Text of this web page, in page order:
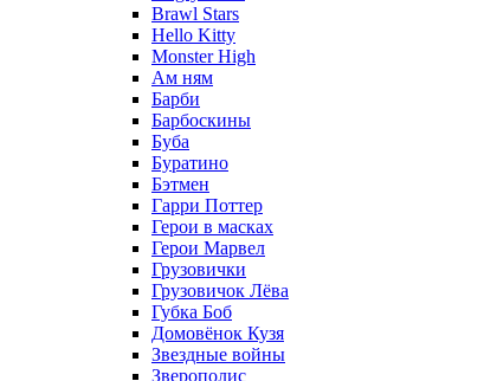
Brawl Stars
Hello Kitty
Monster High
Ам ням
Барби
Барбоскины
Буба
Буратино
Бэтмен
Гарри Поттер
Герои в масках
Герои Марвел
Грузовички
Грузовичок Лёва
Губка Боб
Домовёнок Кузя
Звездные войны
Зверополис